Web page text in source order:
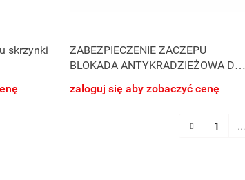
skrzynki
ZABEZPIECZENIE ZACZEPU
BLOKADA ANTYKRADZIEŻOWA DO
zaloguj się aby zobaczyć cenę
1 ...